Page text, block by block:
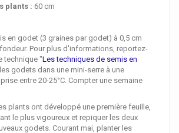
plants : 60 cm
en godet (3 graines par godet) à 0,5 cm
Pour plus d'informations, reportez-
technique "Les techniques de semis en
godets dans une mini-serre à une
entre 20-25°C. Compter une semaine
plants ont développé une première feuille,
le plus vigoureux et repiquer les deux
godets. Courant mai, planter les